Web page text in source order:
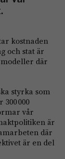
kostnaden
och stat är
där
styrka som
000
vår
är
där
är en del